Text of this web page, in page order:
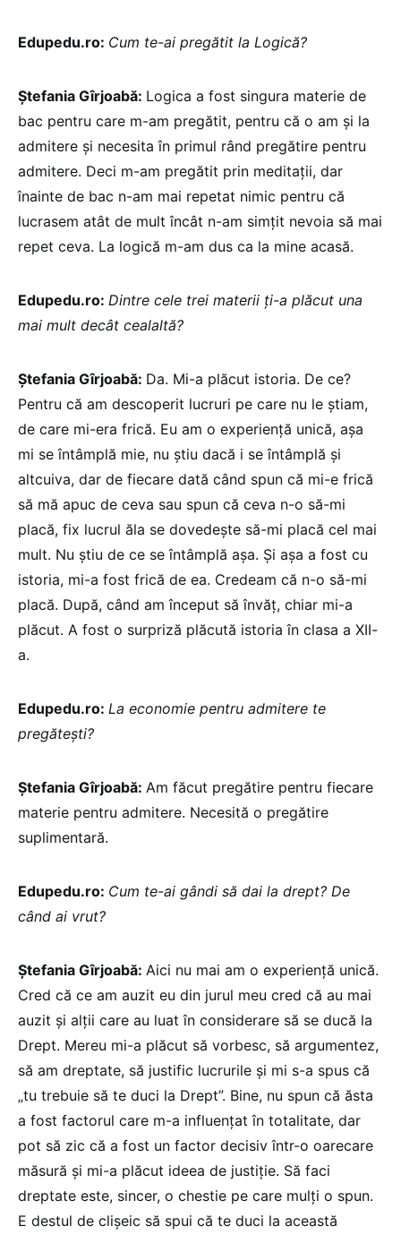
Edupedu.ro: Cum te-ai pregătit la Logică?
Ștefania Gîrjoabă: Logica a fost singura materie de
bac pentru care m-am pregătit, pentru că o am și la
admitere și necesita în primul rând pregătire pentru
admitere. Deci m-am pregătit prin meditații, dar
înainte de bac n-am mai repetat nimic pentru că
lucrasem atât de mult încât n-am simțit nevoia să mai
repet ceva. La logică m-am dus ca la mine acasă.
Edupedu.ro: Dintre cele trei materii ți-a plăcut una
mai mult decât cealaltă?
Ștefania Gîrjoabă: Da. Mi-a plăcut istoria. De ce?
Pentru că am descoperit lucruri pe care nu le știam,
de care mi-era frică. Eu am o experiență unică, așa
mi se întâmplă mie, nu știu dacă i se întâmplă și
altcuiva, dar de fiecare dată când spun că mi-e frică
să mă apuc de ceva sau spun că ceva n-o să-mi
placă, fix lucrul ăla se dovedește să-mi placă cel mai
mult. Nu știu de ce se întâmplă așa. Și așa a fost cu
istoria, mi-a fost frică de ea. Credeam că n-o să-mi
placă. După, când am început să învăț, chiar mi-a
plăcut. A fost o surpriză plăcută istoria în clasa a XII-
a.
Edupedu.ro: La economie pentru admitere te
pregătești?
Ștefania Gîrjoabă: Am făcut pregătire pentru fiecare
materie pentru admitere. Necesită o pregătire
suplimentară.
Edupedu.ro: Cum te-ai gândi să dai la drept? De
când ai vrut?
Ștefania Gîrjoabă: Aici nu mai am o experiență unică.
Cred că ce am auzit eu din jurul meu cred că au mai
auzit și alții care au luat în considerare să se ducă la
Drept. Mereu mi-a plăcut să vorbesc, să argumentez,
să am dreptate, să justific lucrurile și mi s-a spus că
„tu trebuie să te duci la Drept”. Bine, nu spun că ăsta
a fost factorul care m-a influențat în totalitate, dar
pot să zic că a fost un factor decisiv într-o oarecare
măsură și mi-a plăcut ideea de justiție. Să faci
dreptate este, sincer, o chestie pe care mulți o spun.
E destul de clișeic să spui că te duci la această